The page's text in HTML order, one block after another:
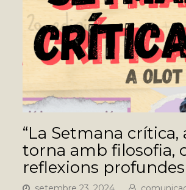
“La Setmana crítica,
torna amb filosofia,
reflexions profundes